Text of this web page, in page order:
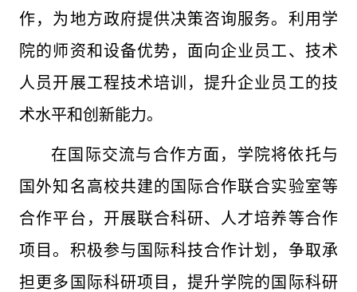
作，为地方政府提供决策咨询服务。利用学
院的师资和设备优势，面向企业员工、技术
人员开展工程技术培训，提升企业员工的技
术水平和创新能力。
在国际交流与合作方面，学院将依托与
国外知名高校共建的国际合作联合实验室等
合作平台，开展联合科研、人才培养等合作
项目。积极参与国际科技合作计划，争取承
担更多国际科研项目，提升学院的国际科研